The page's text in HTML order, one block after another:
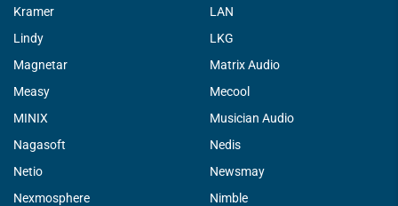
Kramer
LAN
Lindy
LKG
Magnetar
Matrix Audio
Measy
Mecool
MINIX
Musician Audio
Nagasoft
Nedis
Netio
Newsmay
Nexmosphere
Nimble